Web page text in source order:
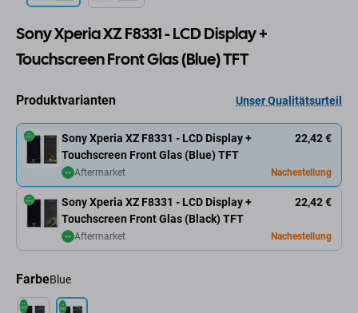
Sony Xperia XZ F8331 - LCD Display +
Touchscreen Front Glas (Blue) TFT
Produktvarianten Unser Qualitätsurteil
Sony Xperia XZ F8331 - LCD Display +
Touchscreen Front Glas (Blue) TFT
22,42 €
Aftermarket Nachestellung
Sony Xperia XZ F8331 - LCD Display +
Touchscreen Front Glas (Black) TFT
22,42 €
Aftermarket Nachestellung
FarbeBlue